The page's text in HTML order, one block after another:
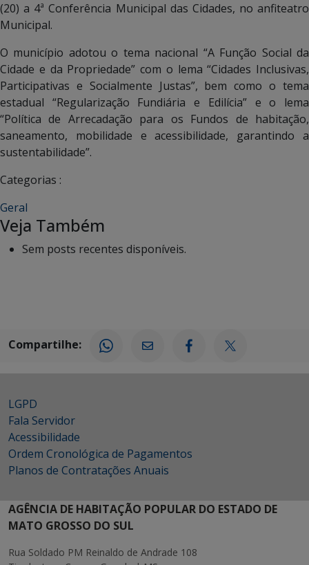
(20) a 4ª Conferência Municipal das Cidades, no anfiteatro
Municipal.
O município adotou o tema nacional “A Função Social da
Cidade e da Propriedade” com o lema “Cidades Inclusivas,
Participativas e Socialmente Justas”, bem como o tema
estadual “Regularização Fundiária e Edilícia” e o lema
“Política de Arrecadação para os Fundos de habitação,
saneamento, mobilidade e acessibilidade, garantindo a
sustentabilidade”.
Categorias :
Geral
Veja Também
Sem posts recentes disponíveis.
Compartilhe:
LGPD
Fala Servidor
Acessibilidade
Ordem Cronológica de Pagamentos
Planos de Contratações Anuais
AGÊNCIA DE HABITAÇÃO POPULAR DO ESTADO DE
MATO GROSSO DO SUL
Rua Soldado PM Reinaldo de Andrade 108